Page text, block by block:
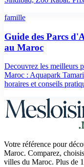
famille
Guide des Parcs
au Maroc
Decouvrez les meilleurs
Maroc : Aquapark
horaires et conseils
Votre référence pour
Maroc. Comparez,
villes du Maroc. Plus de